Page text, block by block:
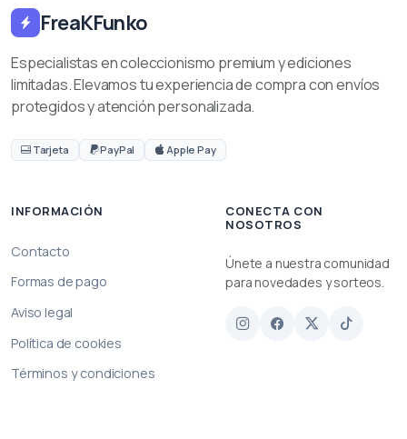
FreaKFunko
Especialistas en coleccionismo premium y ediciones
limitadas. Elevamos tu experiencia de compra con envíos
protegidos y atención personalizada.
Tarjeta PayPal Apple Pay
INFORMACIÓN
Contacto
Formas de pago
Aviso legal
Política de cookies
Términos y condiciones
CONECTA CON
NOSOTROS
Únete a nuestra comunidad
para novedades y sorteos.